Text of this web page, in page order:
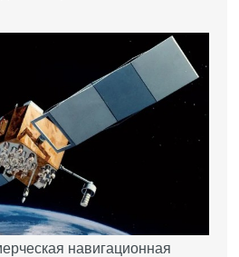
навигационная